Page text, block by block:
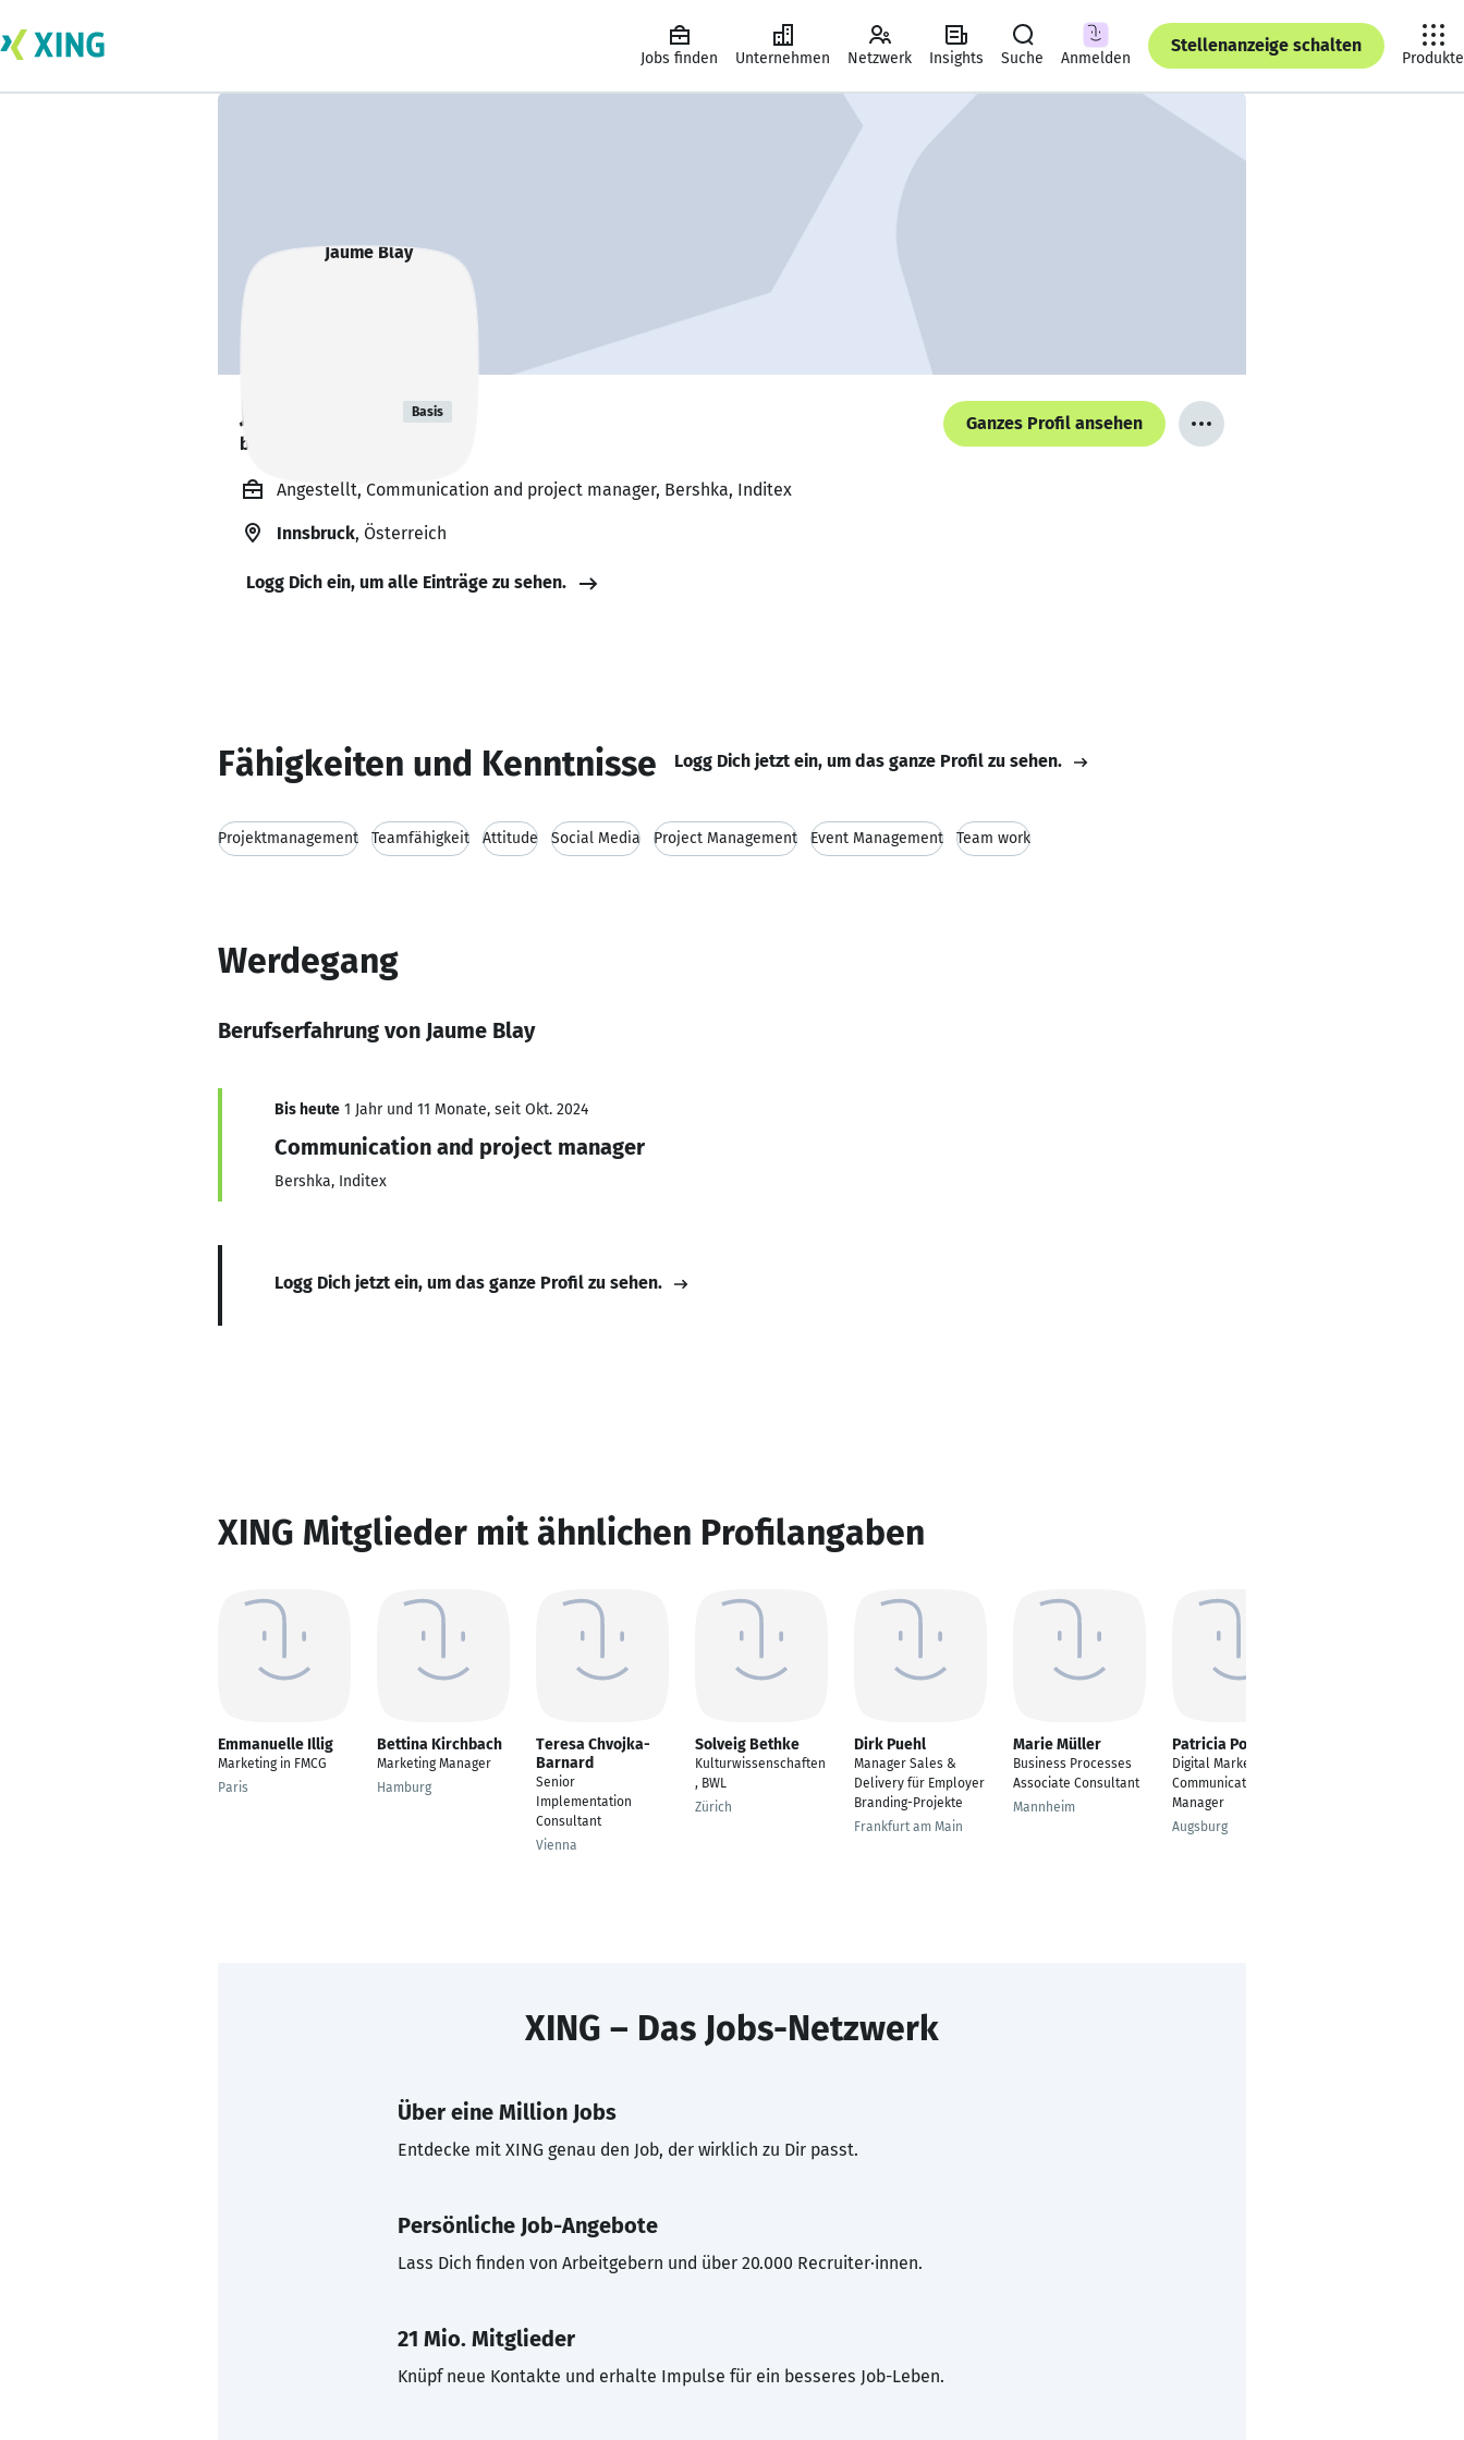
Jobs finden Unternehmen Netzwerk Insights Suche Anmelden
Stellenanzeige schalten
Produkte
Jaume Blay Basis
busca nuevos proyectos. 🔎
Ganzes Profil ansehen
Angestellt, Communication and project manager, Bershka, Inditex
Innsbruck, Österreich
Logg Dich ein, um alle Einträge zu sehen.
Fähigkeiten und Kenntnisse Logg Dich jetzt ein, um das ganze Profil zu sehen.
Projektmanagement Teamfähigkeit Attitude Social Media Project Management Event Management Team work
Werdegang
Berufserfahrung von Jaume Blay
Bis heute 1 Jahr und 11 Monate, seit Okt. 2024
Communication and project manager
Bershka, Inditex
Logg Dich jetzt ein, um das ganze Profil zu sehen.
XING Mitglieder mit ähnlichen Profilangaben
Emmanuelle Illig
Marketing in FMCG
Paris
Bettina Kirchbach
Marketing Manager
Hamburg
Teresa Chvojka-
Barnard
Senior
Implementation
Consultant
Vienna
Solveig Bethke
Kulturwissenschaften
, BWL
Zürich
Dirk Puehl
Manager Sales &
Delivery für Employer
Branding-Projekte
Frankfurt am Main
Marie Müller
Business Processes
Associate Consultant
Mannheim
Patricia Polzer
Digital Marketing and
Communications
Manager
Augsburg
XING – Das Jobs-Netzwerk
Über eine Million Jobs
Entdecke mit XING genau den Job, der wirklich zu Dir passt.
Persönliche Job-Angebote
Lass Dich finden von Arbeitgebern und über 20.000 Recruiter·innen.
21 Mio. Mitglieder
Knüpf neue Kontakte und erhalte Impulse für ein besseres Job-Leben.